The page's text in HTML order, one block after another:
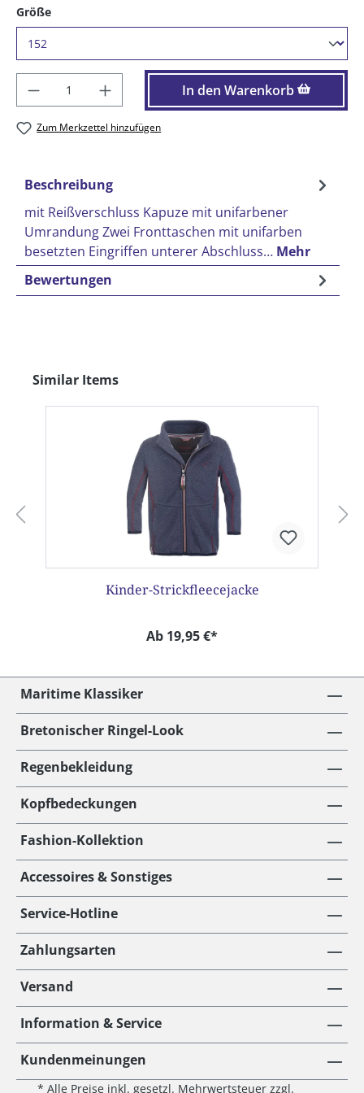
Größeauswählen
Produkt Anzahl: Gib den gewünschten
In den Warenkorb
Zum Merkzettel hinzufügen
Beschreibung
mit Reißverschluss Kapuze mit unifarbener
Umrandung Zwei Fronttaschen mit unifarben
besetzten Eingriffen unterer Abschluss… Mehr
Bewertungen
Produktgalerie überspringen
Similar Items
Kinder-Strickfleecejacke
Ab 19,95 €*
Maritime Klassiker
Bretonischer Ringel-Look
Regenbekleidung
Kopfbedeckungen
Fashion-Kollektion
Accessoires & Sonstiges
Service-Hotline
Zahlungsarten
Versand
Information & Service
Kundenmeinungen
* Alle Preise inkl. gesetzl. Mehrwertsteuer zzgl.